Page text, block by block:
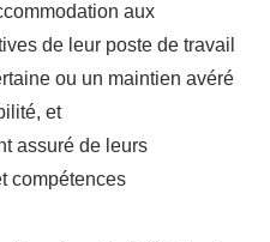
aux
de leur poste de travail
ou un maintien avéré
et
assuré de leurs
compétences